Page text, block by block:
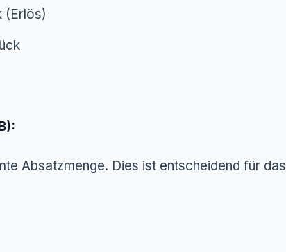
(Erlös)
Absatzmenge. Dies ist entscheidend für das